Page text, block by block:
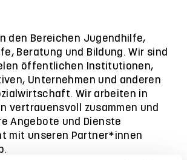
den Bereichen Jugendhilfe,
Beratung und Bildung. Wir sind
öffentlichen Institutionen,
Unternehmen und anderen
Wir arbeiten in
vertrauensvoll zusammen und
Angebote und Dienste
mit unseren Partner*innen